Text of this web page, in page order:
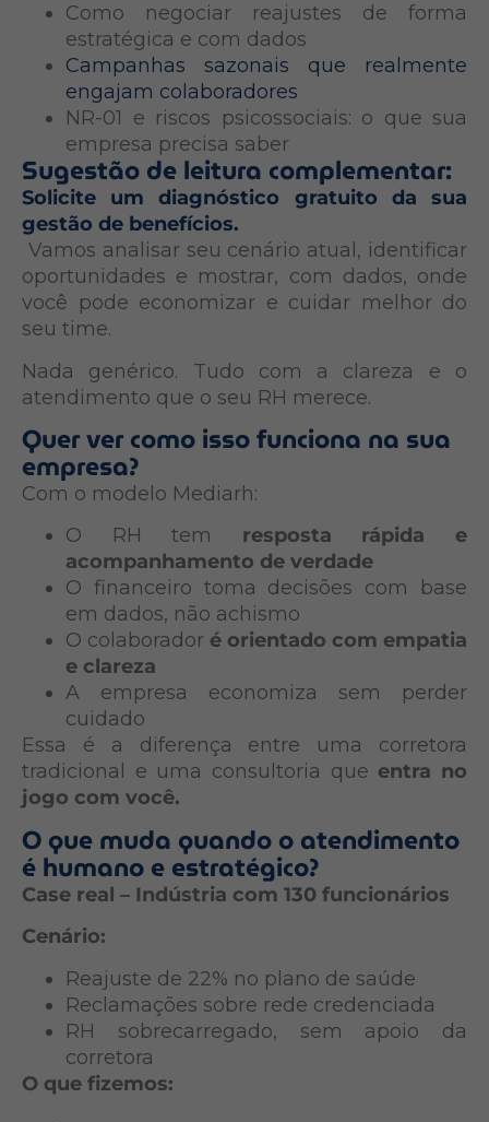
Case real – Indústria com 130 funcionários
Cenário:
Reajuste de 22% no plano de saúde
Reclamações sobre rede credenciada
RH sobrecarregado, sem apoio da
corretora
O que fizemos:
O que muda quando o atendimento
é humano e estratégico?
Com o modelo Mediarh:
O RH tem resposta rápida e
acompanhamento de verdade
O financeiro toma decisões com base
em dados, não achismo
O colaborador é orientado com empatia
e clareza
A empresa economiza sem perder
cuidado
Essa é a diferença entre uma corretora
tradicional e uma consultoria que entra no
jogo com você.
Quer ver como isso funciona na sua
empresa?
Solicite um diagnóstico gratuito da sua
gestão de benefícios.
Vamos analisar seu cenário atual, identificar
oportunidades e mostrar, com dados, onde
você pode economizar e cuidar melhor do
seu time.
Nada genérico. Tudo com a clareza e o
atendimento que o seu RH merece.
Sugestão de leitura complementar:
Como negociar reajustes de forma
estratégica e com dados
Campanhas sazonais que realmente
engajam colaboradores
NR-01 e riscos psicossociais: o que sua
empresa precisa saber